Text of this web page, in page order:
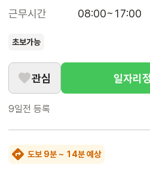
근무시간
08:00~17:00
초보가능
관심 일자리
9일전 등록
도보 9분 ~ 14분 예상